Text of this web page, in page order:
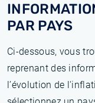
PAR PAYS
Ci-dessous, vous
reprenant des
l’évolution de